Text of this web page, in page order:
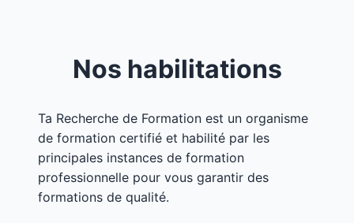
Nos habilitations
Ta Recherche de Formation est un organisme
de formation certifié et habilité par les
principales instances de formation
professionnelle pour vous garantir des
formations de qualité.